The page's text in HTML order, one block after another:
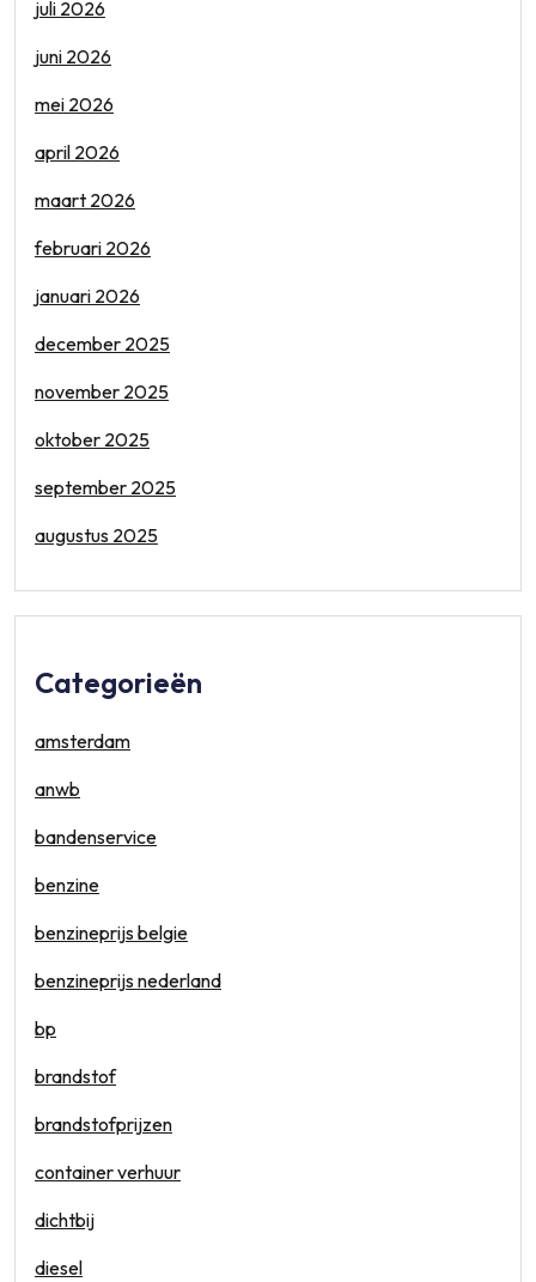
juli 2026
juni 2026
mei 2026
april 2026
maart 2026
februari 2026
januari 2026
december 2025
november 2025
oktober 2025
september 2025
augustus 2025
Categorieën
amsterdam
anwb
bandenservice
benzine
benzineprijs belgie
benzineprijs nederland
bp
brandstof
brandstofprijzen
container verhuur
dichtbij
diesel